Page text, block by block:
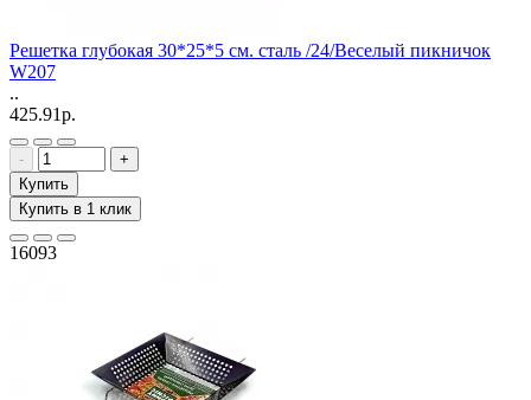
Решетка глубокая 30*25*5 см. сталь /24/Веселый пикничок
W207
..
425.91р.
-
+
Купить
Купить в 1 клик
16093